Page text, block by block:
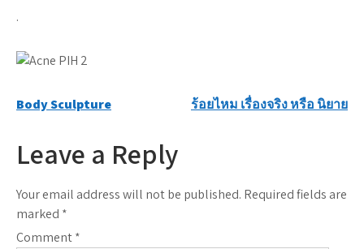
.
Post
navigation
Body Sculpture ร้อยไหม เรื่องจริง หรือ นิยาย
Leave a Reply
Your email address will not be published. Required fields are
marked *
Comment*